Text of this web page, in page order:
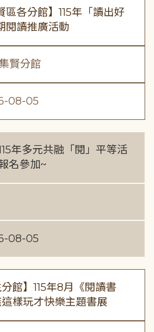
區各分館】115年「讀出好
閱讀推廣活動
賢分館
08-05
年多元共融「閱」平等活
名參加~
08-05
分館】115年8月《閱讀書
樣玩才快樂主題書展